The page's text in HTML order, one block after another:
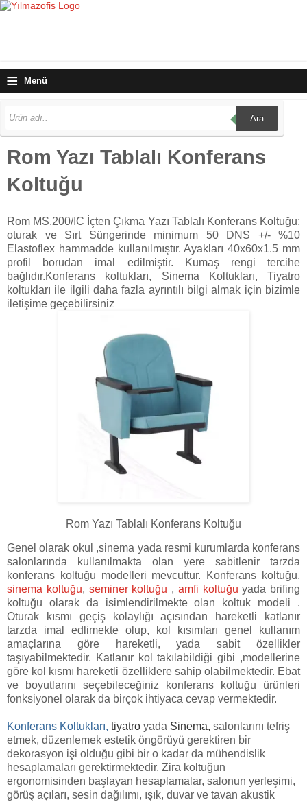
≡ Menü
Ara
Rom Yazı Tablalı Konferans
Koltuğu
Rom MS.200/IC İçten Çıkma Yazı Tablalı Konferans Koltuğu;
oturak ve Sırt Süngerinde minimum 50 DNS +/- %10
Elastoflex hammadde kullanılmıştır. Ayakları 40x60x1.5 mm
profil borudan imal edilmiştir. Kumaş rengi tercihe
bağlıdır.Konferans koltukları, Sinema Koltukları, Tiyatro
koltukları ile ilgili daha fazla ayrıntılı bilgi almak için bizimle
iletişime geçebilirsiniz
Rom Yazı Tablalı Konferans Koltuğu
Genel olarak okul ,sinema yada resmi kurumlarda konferans
salonlarında kullanılmakta olan yere sabitlenir tarzda
konferans koltuğu modelleri mevcuttur. Konferans koltuğu,
sinema koltuğu, seminer koltuğu , amfi koltuğu yada brifing
koltuğu olarak da isimlendirilmekte olan koltuk modeli .
Oturak kısmı geçiş kolaylığı açısından hareketli katlanır
tarzda imal edlimekte olup, kol kısımları genel kullanım
amaçlarına göre hareketli, yada sabit özellikler
taşıyabilmektedir. Katlanır kol takılabildiği gibi ,modellerine
göre kol kısmı hareketli özelliklere sahip olabilmektedir. Ebat
ve boyutlarını seçebileceğiniz konferans koltuğu ürünleri
fonksiyonel olarak da birçok ihtiyaca cevap vermektedir.
Konferans Koltukları, tiyatro yada Sinema, salonlarını tefriş
etmek, düzenlemek estetik öngörüyü gerektiren bir
dekorasyon işi olduğu gibi bir o kadar da mühendislik
hesaplamaları gerektirmektedir. Zira koltuğun
ergonomisinden başlayan hesaplamalar, salonun yerleşimi,
görüş açıları, sesin dağılımı, ışık, duvar ve tavan akustik